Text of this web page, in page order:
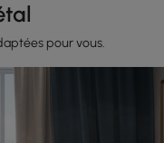
pour vous.